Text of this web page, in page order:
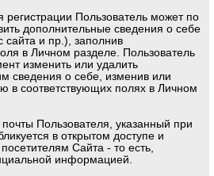
регистрации Пользователь может по
дополнительные сведения о себе
сайта и пр.), заполнив
в Личном разделе. Пользователь
изменить или удалить
сведения о себе, изменив или
в соответствующих полях в Личном
Пользователя, указанный при
в открытом доступе и
Сайта - то есть,
информацией.